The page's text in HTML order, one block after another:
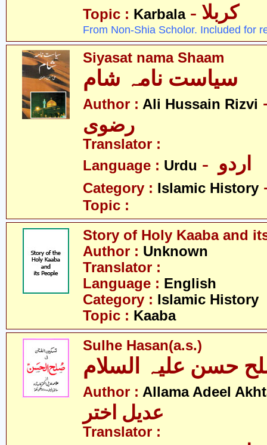
Topic : Karbala - کربلا
From Non-Shia Scholor. Included for
Siyasat nama Shaam
Author : Ali Hussain Rizvi
Translator :
Language : Urdu
Category : Islamic History
Topic :
Story of Holy Kaaba and
Author : Unknown
Translator :
Language : English
Category : Islamic History
Topic : Kaaba
Sulhe Hasan(a.s.)
حسن علیہ السلام
Author : Allama Adeel
عدیل اختر
Translator :